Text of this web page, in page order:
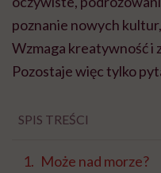
poznanie nowych
Wzmaga kreatywność i
Pozostaje więc tylko
SPIS TREŚCI
Może nad morze?